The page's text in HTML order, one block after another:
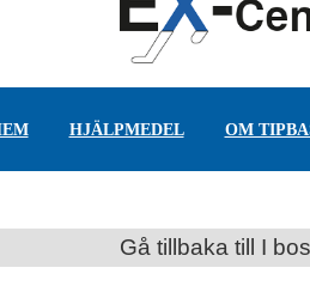
HJÄLPMEDEL OM
Gå tillbaka till I